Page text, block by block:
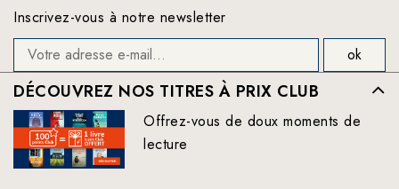
Inscrivez-vous à notre newsletter
DÉCOUVREZ NOS TITRES À PRIX CLUB
Offrez-vous de doux moments de
lecture